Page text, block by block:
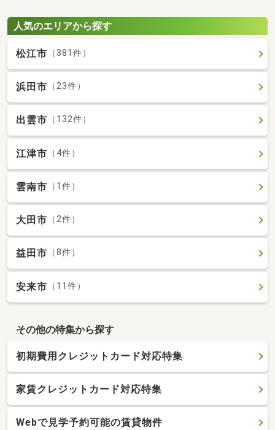
人気のエリアから探す
松江市 （381件）
浜田市 （23件）
出雲市 （132件）
江津市 （4件）
雲南市 （1件）
大田市 （2件）
益田市 （8件）
安来市 （11件）
その他の特集から探す
初期費用クレジットカード対応特集
家賃クレジットカード対応特集
Webで見学予約可能の賃貸物件